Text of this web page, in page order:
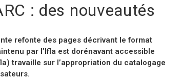
: des nouveautés
refonte des pages décrivant le format
par l’Ifla est dorénavant accessible
travaille sur l’appropriation du catalogage